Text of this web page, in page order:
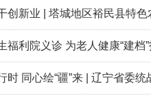
创新业 | 塔城地区裕民县特
福利院义诊 为老人健康“建档
时 同心绘“疆”来 | 辽宁省委